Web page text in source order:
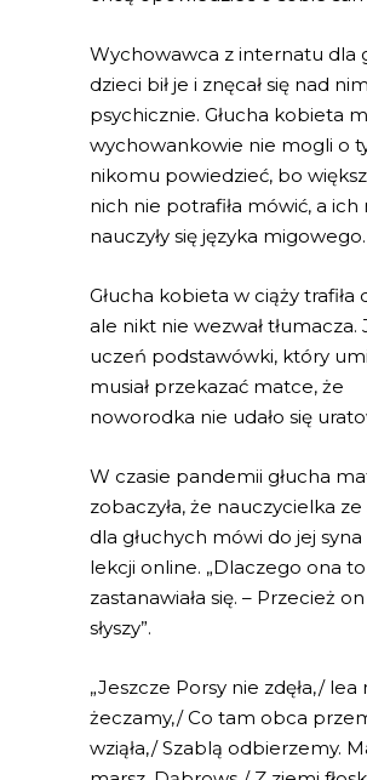
Wychowawca z internatu dla
dzieci bił je i znęcał się nad
psychicznie. Głucha kobieta
wychowankowie nie mogli o
nikomu powiedzieć, bo
nich nie potrafiła mówić, a ich
nauczyły się języka migowego.
Głucha kobieta w ciąży trafiła
ale nikt nie wezwał tłumacza.
uczeń podstawówki, który
musiał przekazać matce, że
noworodka nie udało się
W czasie pandemii głucha
zobaczyła, że nauczycielka ze
dla głuchych mówi do jej
lekcji online. „Dlaczego ona
zastanawiała się. – Przecież
słyszy”.
„Jeszcze Porsy nie zdęła,/ lea
żeczamy,/ Co tam obca
wziąła,/ Szablą odbierzemy.